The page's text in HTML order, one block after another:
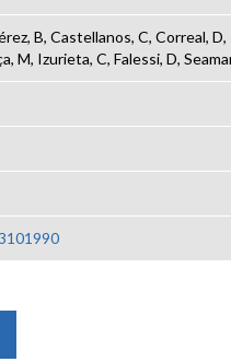
B, Castellanos, C, Correal,
M, Izurieta, C, Falessi, D,